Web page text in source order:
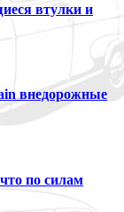
втулки и
внедорожные
по силам